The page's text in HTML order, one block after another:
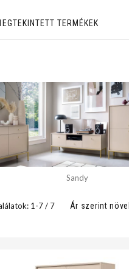
cm
cm
TERMÉKEK
Sandy
1-7 / 7 Ár szerint